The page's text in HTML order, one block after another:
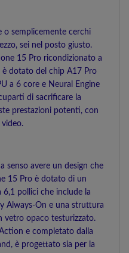
o semplicemente cerchi
sei nel posto giusto.
15 Pro ricondizionato a
è dotato del chip A17 Pro
a 6 core e Neural Engine
di sacrificare la
prestazioni potenti, con
senso avere un design che
15 Pro è dotato di un
6,1 pollici che include la
Always-On e una struttura
vetro opaco testurizzato.
e completato dalla
è progettato sia per la